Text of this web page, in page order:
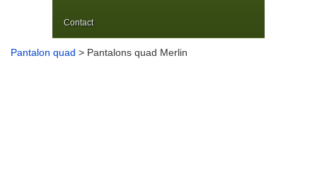
Contact
Pantalon quad > Pantalons quad Merlin